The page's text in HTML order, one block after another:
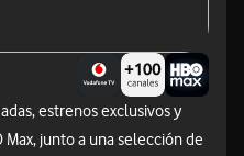
estrenos exclusivos y
junto a una selección de